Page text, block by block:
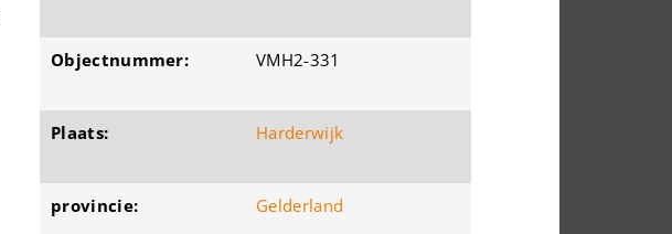
Objectnummer: VMH2-331
Plaats: Harderwijk
provincie: Gelderland